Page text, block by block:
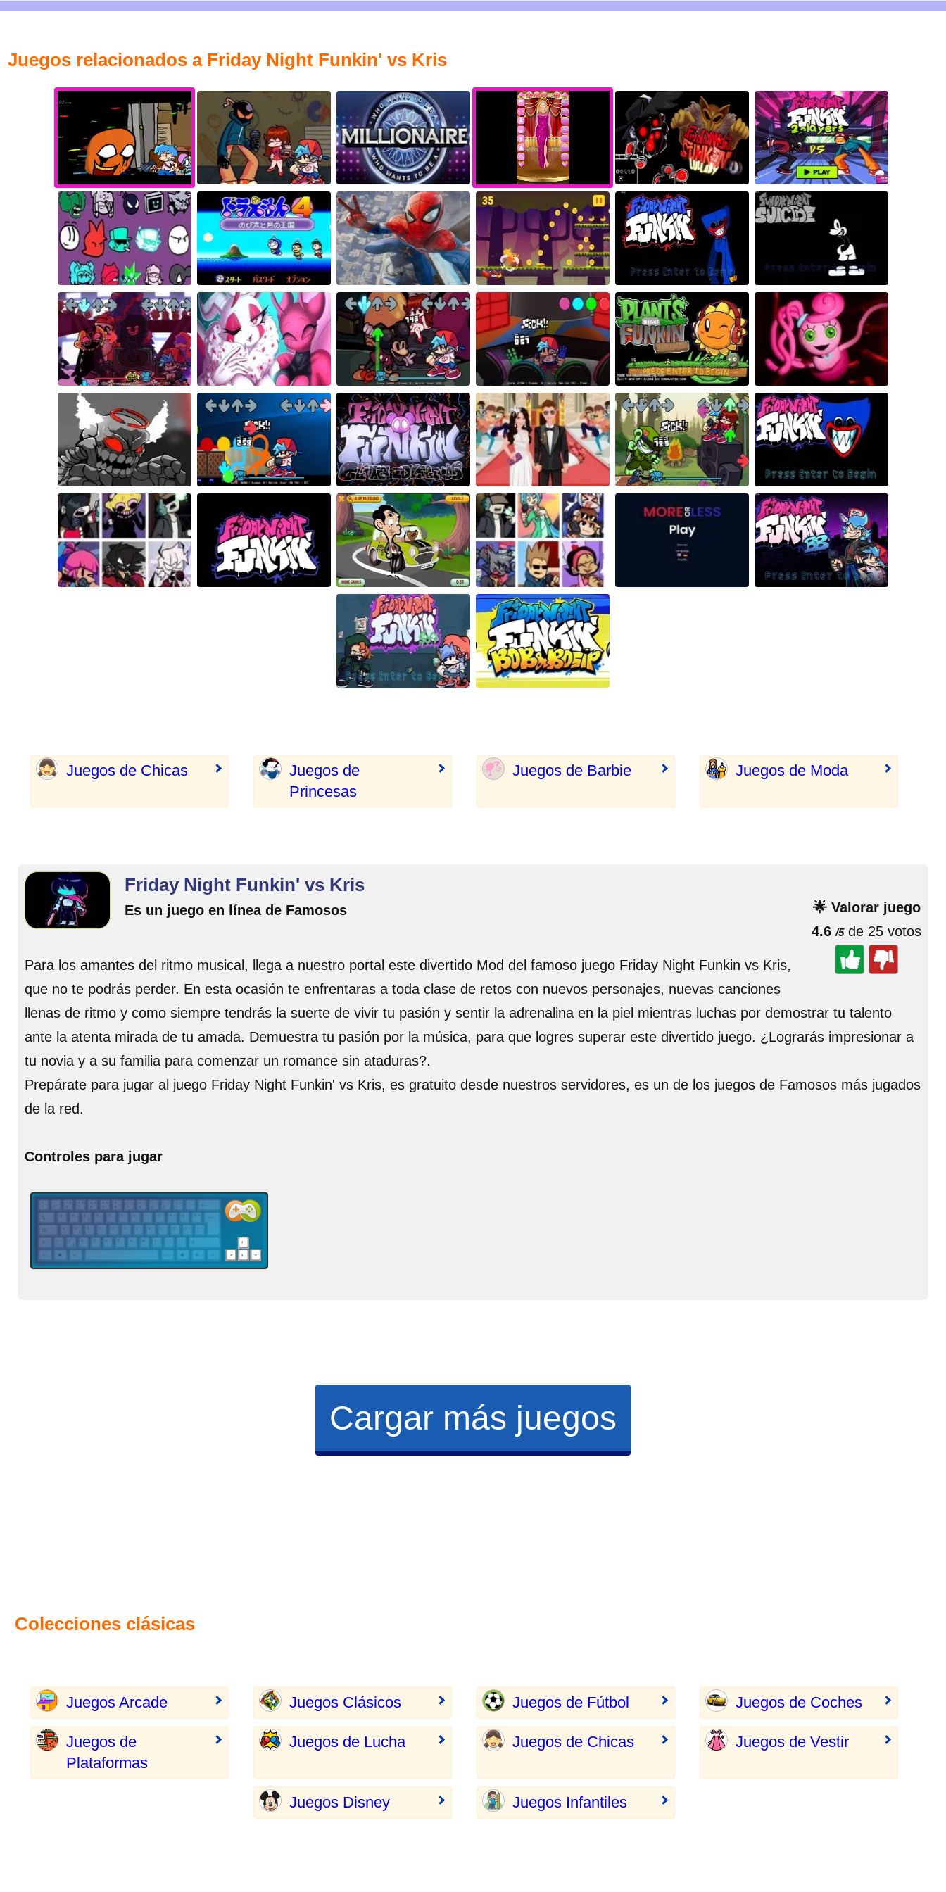
Juegos relacionados a Friday Night Funkin' vs Kris
Juegos de Chicas
Juegos de
Princesas
Juegos de Barbie Juegos de Moda
🌟 Valorar juego
4.6 /5de 25 votos
Friday Night Funkin' vs Kris
Es un juego en línea de Famosos
Para los amantes del ritmo musical, llega a nuestro portal este divertido Mod del famoso juego Friday Night Funkin vs Kris,
que no te podrás perder. En esta ocasión te enfrentaras a toda clase de retos con nuevos personajes, nuevas canciones
llenas de ritmo y como siempre tendrás la suerte de vivir tu pasión y sentir la adrenalina en la piel mientras luchas por demostrar tu talento
ante la atenta mirada de tu amada. Demuestra tu pasión por la música, para que logres superar este divertido juego. ¿Lograrás impresionar a
tu novia y a su familia para comenzar un romance sin ataduras?.
Prepárate para jugar al juego Friday Night Funkin' vs Kris, es gratuito desde nuestros servidores, es un de los juegos de Famosos más jugados
de la red.
Controles para jugar
Cargar más juegos
Colecciones clásicas
Juegos Arcade Juegos Clásicos Juegos de Fútbol Juegos de Coches
Juegos de
Plataformas
Juegos de Lucha Juegos de Chicas Juegos de Vestir
Juegos Disney Juegos Infantiles